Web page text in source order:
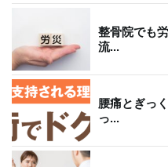
整骨院でも
流...
腰痛とぎっ
っ...